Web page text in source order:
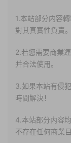
1.本站部分内容
對其真實性負責。
2.若您需要商業
并合法使用。
3.如果本站有侵
時間解決！
4.本站部分内容
不存在任何商業